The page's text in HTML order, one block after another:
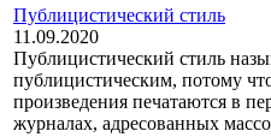
Публицистический стиль
11.09.2020
Публицистический стиль
публицистическим, потому
произведения печатаются в
журналах, адресованных